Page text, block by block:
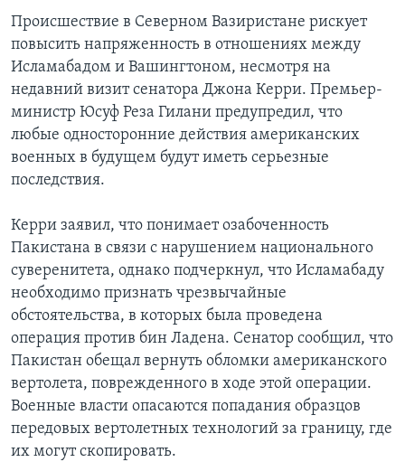
Происшествие в Северном Вазиристане рискует
повысить напряженность в отношениях между
Исламабадом и Вашингтоном, несмотря на
недавний визит сенатора Джона Керри. Премьер-
министр Юсуф Реза Гилани предупредил, что
любые односторонние действия американских
военных в будущем будут иметь серьезные
последствия.
Керри заявил, что понимает озабоченность
Пакистана в связи с нарушением национального
суверенитета, однако подчеркнул, что Исламабаду
необходимо признать чрезвычайные
обстоятельства, в которых была проведена
операция против бин Ладена. Сенатор сообщил, что
Пакистан обещал вернуть обломки американского
вертолета, поврежденного в ходе этой операции.
Военные власти опасаются попадания образцов
передовых вертолетных технологий за границу, где
их могут скопировать.